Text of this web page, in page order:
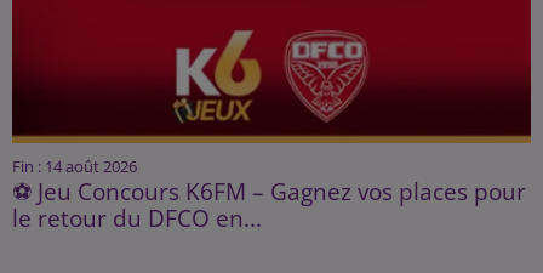
Fin : 14 août 2026
⚽ Jeu Concours K6FM – Gagnez vos places pour
le retour du DFCO en...